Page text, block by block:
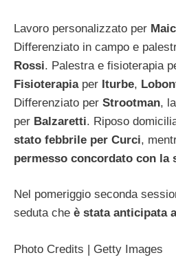
Lavoro personalizzato per
Differenziato in campo e
Rossi. Palestra e fisioterapia
Fisioterapiaper Iturbe,
Differenziato per Strootman,
per Balzaretti. Riposo
stato febbrile per Curci,
permesso concordato con la
Nel pomeriggio seconda
seduta che è stata anticipata
Photo Credits | Getty Images